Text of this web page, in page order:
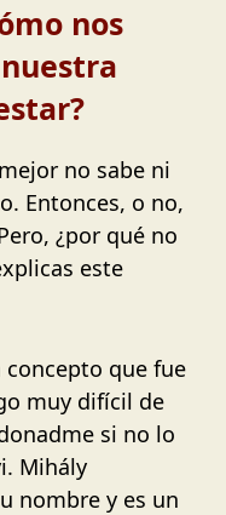
nos
no sabe ni
Entonces, o no,
¿por qué no
este
que fue
muy difícil de
si no lo
Mihály
nombre y es un